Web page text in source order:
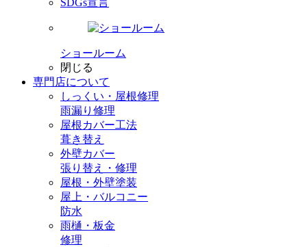
ショールーム
閉じる
専門店について
しっくい・屋根修理
雨漏り修理
屋根カバー工法
葺き替え
外壁カバー
張り替え・修理
屋根・外壁塗装
屋上・バルコニー
防水
雨樋・板金
修理